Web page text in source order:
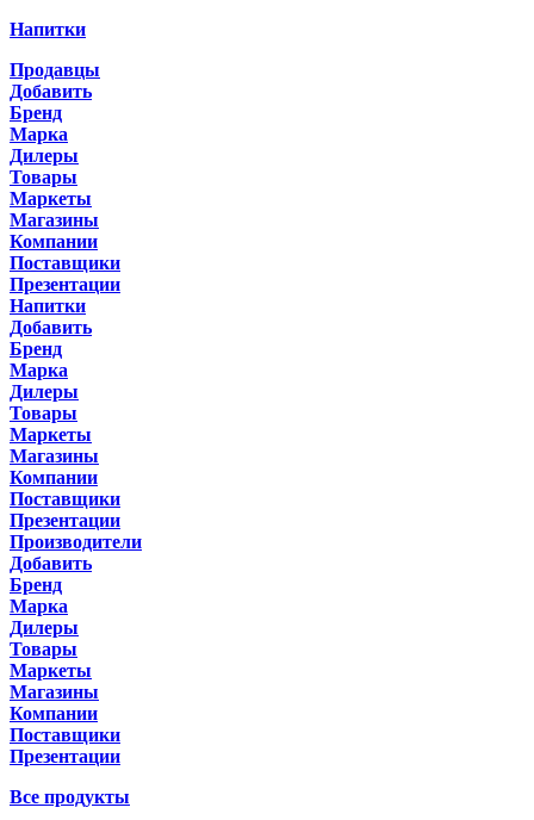
Напитки
Продавцы
Добавить
Бренд
Марка
Дилеры
Товары
Маркеты
Магазины
Компании
Поставщики
Презентации
Напитки
Добавить
Бренд
Марка
Дилеры
Товары
Маркеты
Магазины
Компании
Поставщики
Презентации
Производители
Добавить
Бренд
Марка
Дилеры
Товары
Маркеты
Магазины
Компании
Поставщики
Презентации
Все продукты